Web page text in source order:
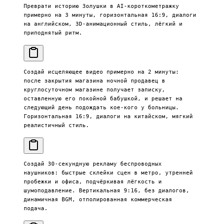
Преврати историю Золушки в AI-короткометражку
примерно на 3 минуты, горизонтальная 16:9, диалоги
на английском, 3D-анимационный стиль, лёгкий и
приподнятый ритм.
Создай исцеляющее видео примерно на 2 минуты:
после закрытия магазина ночной продавец в
круглосуточном магазине получает записку,
оставленную его покойной бабушкой, и решает на
следующий день подождать кое-кого у больницы.
Горизонтальная 16:9, диалоги на китайском, мягкий
реалистичный стиль.
Создай 30-секундную рекламу беспроводных
наушников: быстрые склейки сцен в метро, утренней
пробежки и офиса, подчёркивая лёгкость и
шумоподавление. Вертикальная 9:16, без диалогов,
динамичная BGM, отполированная коммерческая
подача.